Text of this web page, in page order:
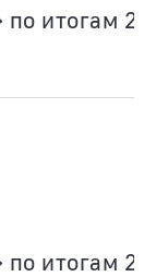
итогам
итогам